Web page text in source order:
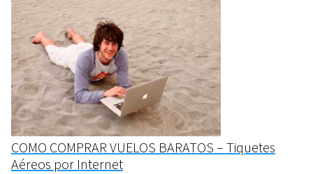
COMO COMPRAR VUELOS BARATOS – Tiquetes
Aéreos por Internet